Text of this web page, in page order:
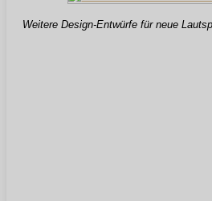
Weitere Design-Entwürfe für neue